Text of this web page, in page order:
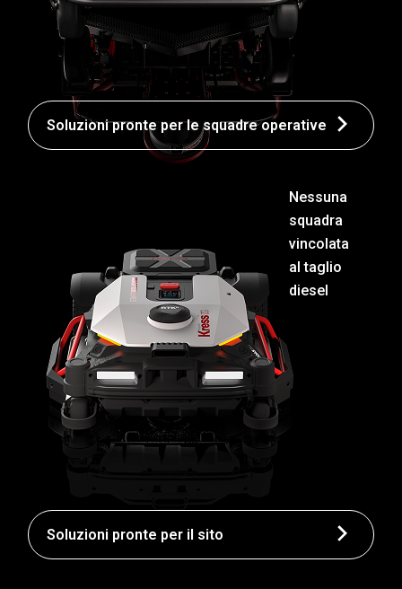
Soluzioni pronte per le squadre operative
Nessuna
squadra
vincolata
al taglio
diesel
Soluzioni pronte per il sito